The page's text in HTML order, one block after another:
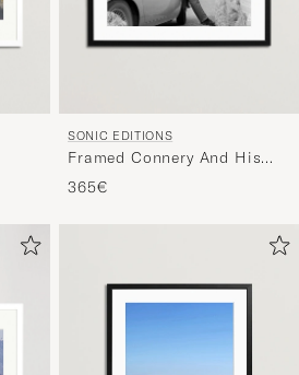
SONIC EDITIONS
Framed Connery And His
Aston Martin
365€